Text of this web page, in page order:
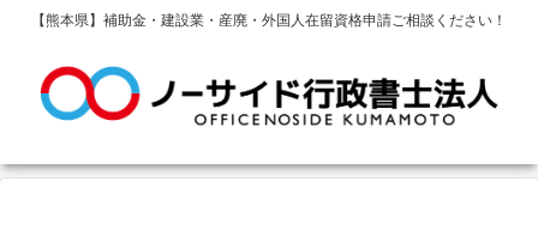
【熊本県】補助金・建設業・産廃・外国人在留資格申請ご相談ください！